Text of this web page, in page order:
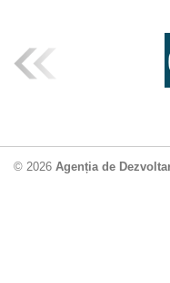
© 2026 Agenția de